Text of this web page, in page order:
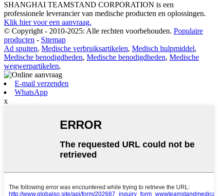
SHANGHAI TEAMSTAND CORPORATION is een
professionele leverancier van medische producten en oplossingen.
Klik hier voor een aanvraag.
© Copyright - 2010-2025: Alle rechten voorbehouden. Populaire
producten - Sitemap
Ad spuiten, Medische verbruiksartikelen, Medisch hulpmiddel,
Medische benodigdheden, Medische benodigdheden, Medische
wegwerpartikelen,
E-mail verzenden
WhatsApp
x